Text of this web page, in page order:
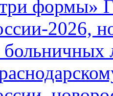
формы»
2026,